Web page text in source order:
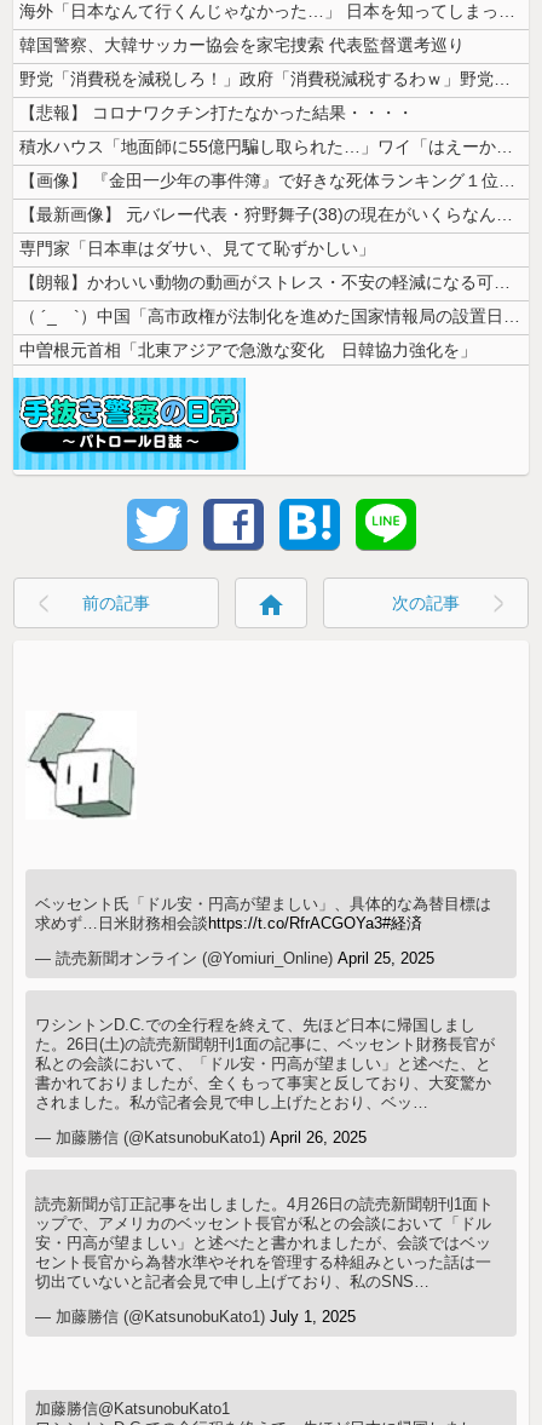
海外「日本なんて行くんじゃなかった…」 日本を知ってしまったディズニー...
韓国警察、大韓サッカー協会を家宅捜索 代表監督選考巡り
野党「消費税を減税しろ！」政府「消費税減税するわｗ」野党「消費税を減税...
【悲報】 コロナワクチン打たなかった結果・・・・
積水ハウス「地面師に55億円騙し取られた…」ワイ「はえーかわいそう…会...
【画像】 『金田一少年の事件簿』で好きな死体ランキング１位がこちら！
【最新画像】 元バレー代表・狩野舞子(38)の現在がいくらなんでも即ハ...
専門家「日本車はダサい、見てて恥ずかしい」
【朗報】かわいい動物の動画がストレス・不安の軽減になる可能性。英大学の...
（ ´_ゝ`）中国「高市政権が法制化を進めた国家情報局の設置日が7月3...
中曽根元首相「北東アジアで急激な変化 日韓協力強化を」
前の記事 home 次の記事
ベッセント氏「ドル安・円高が望ましい」、具体的な為替目標は
求めず…日米財務相会談 https://t.co/RfrACGOYa3#経済
— 読売新聞オンライン (@Yomiuri_Online)April 25, 2025
ワシントンD.C.での全行程を終えて、先ほど日本に帰国しまし
た。26日(土)の読売新聞朝刊1面の記事に、ベッセント財務長官が
私との会談において、「ドル安・円高が望ましい」と述べた、と
書かれておりましたが、全くもって事実と反しており、大変驚か
されました。私が記者会見で申し上げたとおり、ベッ…
— 加藤勝信 (@KatsunobuKato1)April 26, 2025
読売新聞が訂正記事を出しました。4月26日の読売新聞朝刊1面ト
ップで、アメリカのベッセント長官が私との会談において「ドル
安・円高が望ましい」と述べたと書かれましたが、会談ではベッ
セント長官から為替水準やそれを管理する枠組みといった話は一
切出ていないと記者会見で申し上げており、私のSNS…
— 加藤勝信 (@KatsunobuKato1)July 1, 2025
加藤勝信@KatsunobuKato1